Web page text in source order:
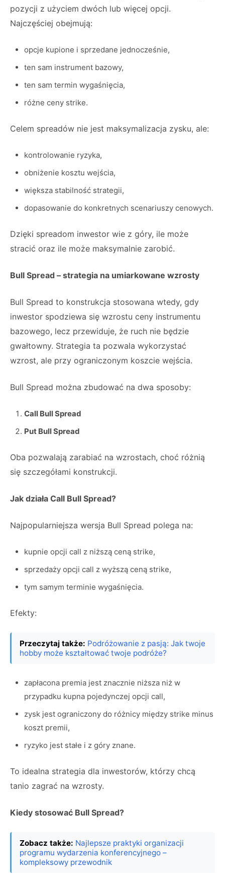
pozycji z użyciem dwóch lub więcej opcji.
Najczęściej obejmują:
opcje kupione i sprzedane jednocześnie,
ten sam instrument bazowy,
ten sam termin wygaśnięcia,
różne ceny strike.
Celem spreadów nie jest maksymalizacja zysku, ale:
kontrolowanie ryzyka,
obniżenie kosztu wejścia,
większa stabilność strategii,
dopasowanie do konkretnych scenariuszy cenowych.
Dzięki spreadom inwestor wie z góry, ile może
stracić oraz ile może maksymalnie zarobić.
Bull Spread – strategia na umiarkowane wzrosty
Bull Spread to konstrukcja stosowana wtedy, gdy
inwestor spodziewa się wzrostu ceny instrumentu
bazowego, lecz przewiduje, że ruch nie będzie
gwałtowny. Strategia ta pozwala wykorzystać
wzrost, ale przy ograniczonym koszcie wejścia.
Bull Spread można zbudować na dwa sposoby:
Call Bull Spread
Put Bull Spread
Oba pozwalają zarabiać na wzrostach, choć różnią
się szczegółami konstrukcji.
Jak działa Call Bull Spread?
Najpopularniejsza wersja Bull Spread polega na:
kupnie opcji call z niższą ceną strike,
sprzedaży opcji call z wyższą ceną strike,
tym samym terminie wygaśnięcia.
Efekty:
Przeczytaj także: Podróżowanie z pasją: Jak twoje
hobby może kształtować twoje podróże?
zapłacona premia jest znacznie niższa niż w
przypadku kupna pojedynczej opcji call,
zysk jest ograniczony do różnicy między strike minus
koszt premii,
ryzyko jest stałe i z góry znane.
To idealna strategia dla inwestorów, którzy chcą
tanio zagrać na wzrosty.
Kiedy stosować Bull Spread?
Zobacz także: Najlepsze praktyki organizacji
programu wydarzenia konferencyjnego –
kompleksowy przewodnik